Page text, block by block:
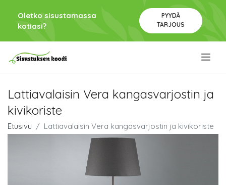
Oletko sisustamassa
kotiasi?
PYYDÄ
TARJOUS
Lattiavalaisin Vera kangasvarjostin ja
kivikoriste
Etusivu Lattiavalaisin Vera kangasvarjostin ja kivikoriste